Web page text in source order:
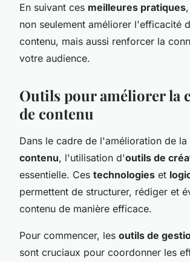
En suivant ces meilleures pratiques
non seulement améliorer l'efficacité
contenu, mais aussi renforcer la
votre audience.
Outils pour améliorer la
de contenu
Dans le cadre de l'amélioration de la
contenu, l'utilisation d'outils de
essentielle. Ces technologies et
permettent de structurer, rédiger et
contenu de manière efficace.
Pour commencer, les outils de
sont cruciaux pour coordonner les